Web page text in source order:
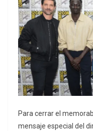
Para cerrar el
mensaje especial del